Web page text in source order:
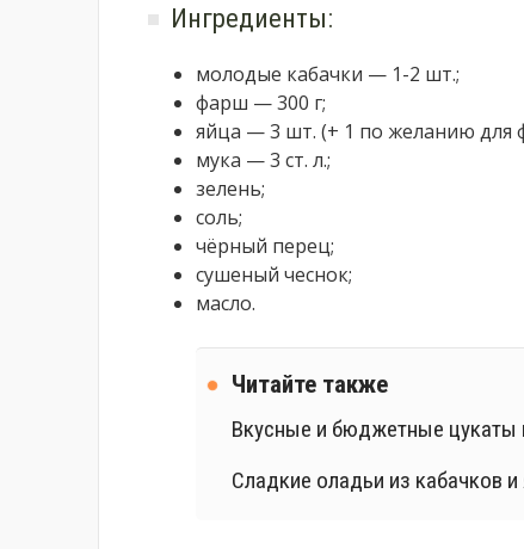
Ингредиенты:
молодые кабачки — 1-2 шт.;
фарш — 300 г;
яйца — 3 шт. (+ 1 по желанию для
мука — 3 ст. л.;
зелень;
соль;
чёрный перец;
сушеный чеснок;
масло.
Читайте также
Вкусные и бюджетные цукаты
Сладкие оладьи из кабачков